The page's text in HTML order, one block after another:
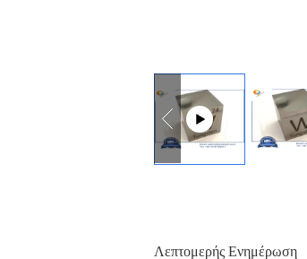
Λεπτομερής Ενημέρωση